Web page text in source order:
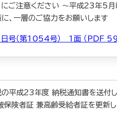
にご注意ください ～平成23年5
、一層のご協力をお願いします
号（第1054号） 1面 （PDF
の平成23年度 納税通知書を送付
保険者証 兼高齢受給者証を更新